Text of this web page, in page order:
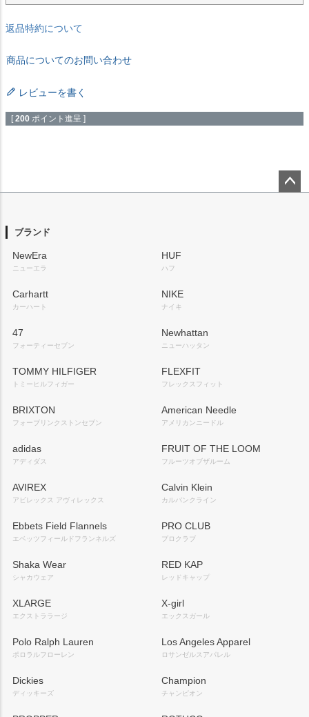
返品特約について
商品についてのお問い合わせ
レビューを書く
[ 200 ポイント進呈 ]
ブランド
NewEra
ニューエラ
HUF
ハフ
Carhartt
カーハート
NIKE
ナイキ
47
フォーティーセブン
Newhattan
ニューハッタン
TOMMY HILFIGER
トミーヒルフィガー
FLEXFIT
フレックスフィット
BRIXTON
フォーブリンクストンセブン
American Needle
アメリカンニードル
adidas
アディダス
FRUIT OF THE LOOM
フルーツオブザルーム
AVIREX
アビレックス アヴィレックス
Calvin Klein
カルバンクライン
Ebbets Field Flannels
エベッツフィールドフランネルズ
PRO CLUB
プロクラブ
Shaka Wear
シャカウェア
RED KAP
レッドキャップ
XLARGE
エクストララージ
X-girl
エックスガール
Polo Ralph Lauren
ポロラルフローレン
Los Angeles Apparel
ロサンゼルスアパレル
Dickies
ディッキーズ
Champion
チャンピオン